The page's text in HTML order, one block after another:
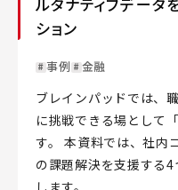
ション
事例 金融
ブレインパッドでは、
に挑戦できる場として
す。 本資料では、社内
の課題解決を支援する
します。